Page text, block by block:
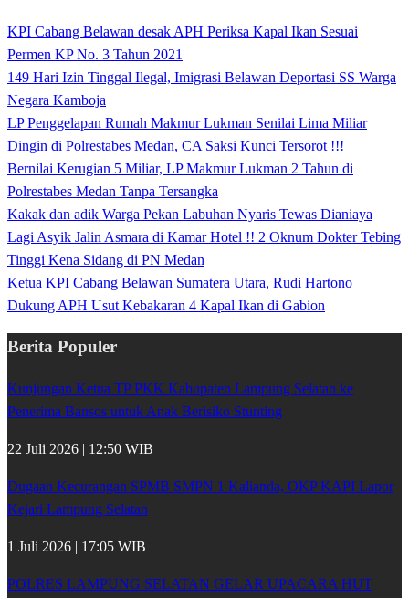
KPI Cabang Belawan desak APH Periksa Kapal Ikan Sesuai
Permen KP No. 3 Tahun 2021
149 Hari Izin Tinggal Ilegal, Imigrasi Belawan Deportasi SS Warga
Negara Kamboja
LP Penggelapan Rumah Makmur Lukman Senilai Lima Miliar
Dingin di Polrestabes Medan, CA Saksi Kunci Tersorot !!!
Bernilai Kerugian 5 Miliar, LP Makmur Lukman 2 Tahun di
Polrestabes Medan Tanpa Tersangka
Kakak dan adik Warga Pekan Labuhan Nyaris Tewas Dianiaya
Lagi Asyik Jalin Asmara di Kamar Hotel !! 2 Oknum Dokter Tebing
Tinggi Kena Sidang di PN Medan
Ketua KPI Cabang Belawan Sumatera Utara, Rudi Hartono
Dukung APH Usut Kebakaran 4 Kapal Ikan di Gabion
Berita Populer
Kunjungan Ketua TP PKK Kabupaten Lampung Selatan ke
Penerima Bansos untuk Anak Berisiko Stunting
22 Juli 2026 | 12:50 WIB
Dugaan Kecurangan SPMB SMPN 1 Kalianda, OKP KAPI Lapor
Kejari Lampung Selatan
1 Juli 2026 | 17:05 WIB
POLRES LAMPUNG SELATAN GELAR UPACARA HUT